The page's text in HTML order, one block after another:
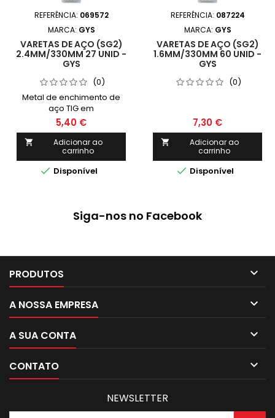
REFERÊNCIA: 069572
MARCA: GYS
VARETAS DE AÇO (SG2)
2.4MM/330MM 27 UNID -
GYS
(0)
Metal de enchimento de
aço TIG em
varetas.Classificação: 42,000000AWS
A5.18: ER70S-6EN ISO 636A:
W46 4 W3Si1DIN 8559: WSG
52Aplicações:Em
tubulações, para
passagens de penetração.
5,40 €

Adicionar ao
carrinho
 Disponível
REFERÊNCIA: 087224
MARCA: GYS
VARETAS DE AÇO (SG2)
1.6MM/330MM 60 UNID -
GYS
(0)
7,30 €

Adicionar ao
carrinho
 Disponível
Siga-nos no Facebook
PRODUTOS 
A NOSSA EMPRESA 
A SUA CONTA 
CONTATO 
NEWSLETTER